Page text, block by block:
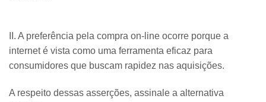
II. A preferência pela compra on-line ocorre porque a
internet é vista como uma ferramenta eficaz para
consumidores que buscam rapidez nas aquisições.
A respeito dessas asserções, assinale a alternativa